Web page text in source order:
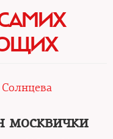
москвички